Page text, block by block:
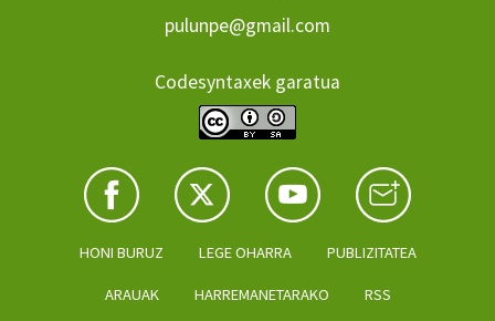
pulunpe@gmail.com
Codesyntaxek garatua
HONI BURUZ LEGE OHARRA PUBLIZITATEA
ARAUAK HARREMANETARAKO RSS